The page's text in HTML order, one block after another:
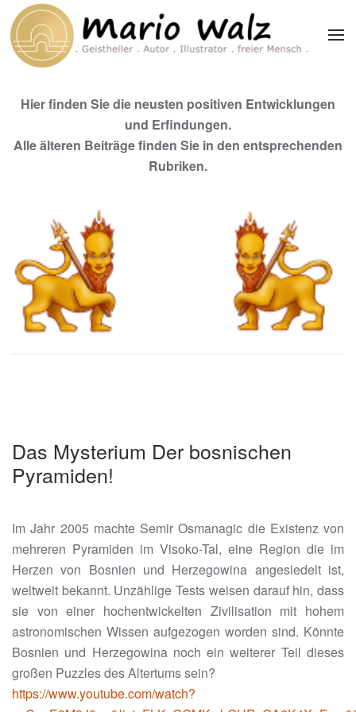
Zum Hauptinhalt springen
Hier finden Sie die neusten positiven Entwicklungen
und Erfindungen.
Alle älteren Beiträge finden Sie in den entsprechenden
Rubriken.
Das Mysterium Der bosnischen
Pyramiden!
Im Jahr 2005 machte Semir Osmanagic die Existenz von
mehreren Pyramiden im Visoko-Tal, eine Region die im
Herzen von Bosnien und Herzegowina angesiedelt ist,
weltweit bekannt. Unzählige Tests weisen darauf hin, dass
sie von einer hochentwickelten Zivilisation mit hohem
astronomischen Wissen aufgezogen worden sind. Könnte
Bosnien und Herzegowina noch ein weiterer Teil dieses
großen Puzzles des Altertums sein?
https://www.youtube.com/watch?